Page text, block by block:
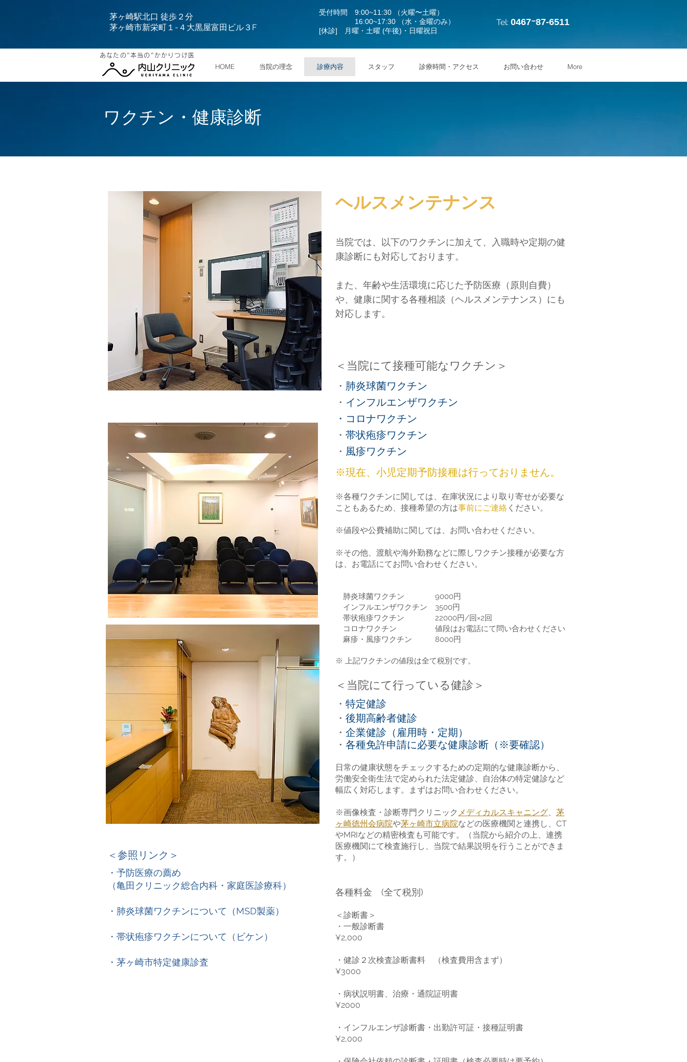
茅ヶ崎駅北口 徒歩２分
茅ヶ崎市新栄町１-４大黒屋富田ビル３F
受付時間 9:00~11:30 （火曜〜土曜）
16:00~17:30 （水・金曜のみ）
[休診] 月曜・土曜 (午後)・日曜祝日
Tel: 0467ｰ87-6511
あなたの"本当の"かかりつけ医
HOME 当院の理念 診療内容 スタッフ 診療時間・アクセス お問い合わせ More
ワクチン・健康診断
＜参照リンク＞
・ 予防医療の薦め
（亀田クリニック総合内科・家庭医診療科）
・ 肺炎球菌ワクチンについて（MSD製薬）
・ 帯状疱疹ワクチンについて​​（ビケン）
​・ 茅ヶ崎市特定健康診査
​ヘルスメンテナンス
当院では、以下のワクチンに加えて、入職時や定期の健
康診断にも対応しております。
また、年齢や生活環境に応じた予防医療（原則自費）
や、健康に関する各種相談（ヘルスメンテナンス）にも
対応します。
＜当院にて接種可能なワクチン＞
・ 肺炎球菌ワクチン
・ インフルエンザワクチン
・コロナワクチン
・ 帯状疱疹ワクチン
・ 風疹ワクチン
​※現在、小児定期予防接種は行っておりません。
※各種ワクチンに関しては、在庫状況により取り寄せが必要な
こともあるため、接種希望の方は事前にご連絡 ください。
※値段や公費補助に関しては、お問い合わせください。
※その他、渡航や海外勤務などに際しワクチン接種が必要な方
は、お電話にてお問い合わせください。
肺炎球菌ワクチン 9000円
インフルエンザワクチン 3500円
帯状疱疹ワクチン 22000円/回×2回
コロナワクチン 値段はお電話にて問い合わせください
麻疹・風疹ワクチン 8000円
※ 上記ワクチンの値段は全て税別です。
＜当院にて行っている健診＞
・ 特定健診
・ 後期高齢者健診
・ 企業健診（雇用時・定期）
・ 各種免許申請に必要な健康診断（※要確認）
日常の健康状態をチェックするための定期的な健康診断から、
労働安全衛生法で定められた法定健診、自治体の特定健診など
幅広く対応します。まずはお問い合わせください。
※画像検査・診断専門クリニック メディカルスキャニング​、 茅
ヶ崎徳州会病院や茅ヶ崎市立病院などの医療機関と連携し、CT
やMRIなどの精密検査も可能です。（当院から紹介の上、連携
医療機関にて検査施行し、当院で結果説明を行うことができま
す。）
​各種料金 (全て税別)
＜診断書＞
・一般診断書
¥2,000
・健診２次検査診断書料 （検査費用含まず）
¥3000
・病状説明書、治療・通院証明書
¥2000
・インフルエンザ診断書・出勤許可証・接種証明書
¥2,000